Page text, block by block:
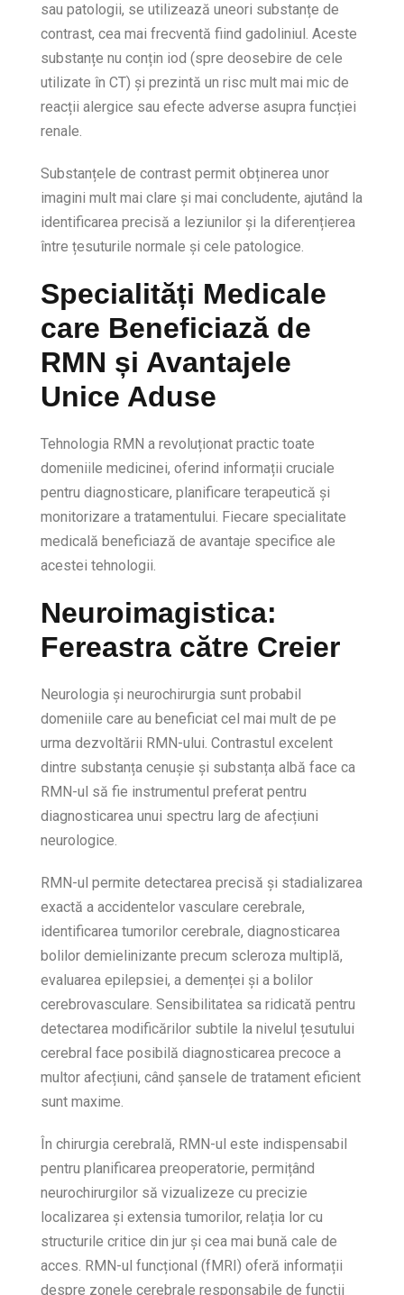
sau patologii, se utilizează uneori substanțe de
contrast, cea mai frecventă fiind gadoliniul. Aceste
substanțe nu conțin iod (spre deosebire de cele
utilizate în CT) și prezintă un risc mult mai mic de
reacții alergice sau efecte adverse asupra funcției
renale.
Substanțele de contrast permit obținerea unor
imagini mult mai clare și mai concludente, ajutând la
identificarea precisă a leziunilor și la diferențierea
între țesuturile normale și cele patologice.
Specialități Medicale
care Beneficiază de
RMN și Avantajele
Unice Aduse
Tehnologia RMN a revoluționat practic toate
domeniile medicinei, oferind informații cruciale
pentru diagnosticare, planificare terapeutică și
monitorizare a tratamentului. Fiecare specialitate
medicală beneficiază de avantaje specifice ale
acestei tehnologii.
Neuroimagistica:
Fereastra către Creier
Neurologia și neurochirurgia sunt probabil
domeniile care au beneficiat cel mai mult de pe
urma dezvoltării RMN-ului. Contrastul excelent
dintre substanța cenușie și substanța albă face ca
RMN-ul să fie instrumentul preferat pentru
diagnosticarea unui spectru larg de afecțiuni
neurologice.
RMN-ul permite detectarea precisă și stadializarea
exactă a accidentelor vasculare cerebrale,
identificarea tumorilor cerebrale, diagnosticarea
bolilor demielinizante precum scleroza multiplă,
evaluarea epilepsiei, a demenței și a bolilor
cerebrovasculare. Sensibilitatea sa ridicată pentru
detectarea modificărilor subtile la nivelul țesutului
cerebral face posibilă diagnosticarea precoce a
multor afecțiuni, când șansele de tratament eficient
sunt maxime.
În chirurgia cerebrală, RMN-ul este indispensabil
pentru planificarea preoperatorie, permițând
neurochirurgilor să vizualizeze cu precizie
localizarea și extensia tumorilor, relația lor cu
structurile critice din jur și cea mai bună cale de
acces. RMN-ul funcțional (fMRI) oferă informații
despre zonele cerebrale responsabile de funcții